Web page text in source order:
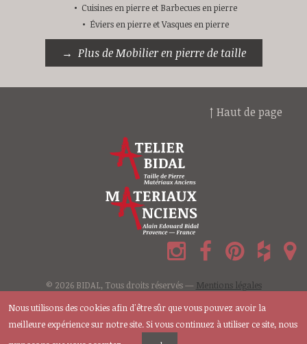
Cuisines en pierre et Barbecues en pierre
Éviers en pierre et Vasques en pierre
Plus de Mobilier en pierre de taille
↑ Haut de page
© 2026 BIDAL, Tous droits réservés — Mentions légales
Nous utilisons des cookies afin d'être sûr que vous pouvez avoir la
meilleure expérience sur notre site. Si vous continuez à utiliser ce site, nous